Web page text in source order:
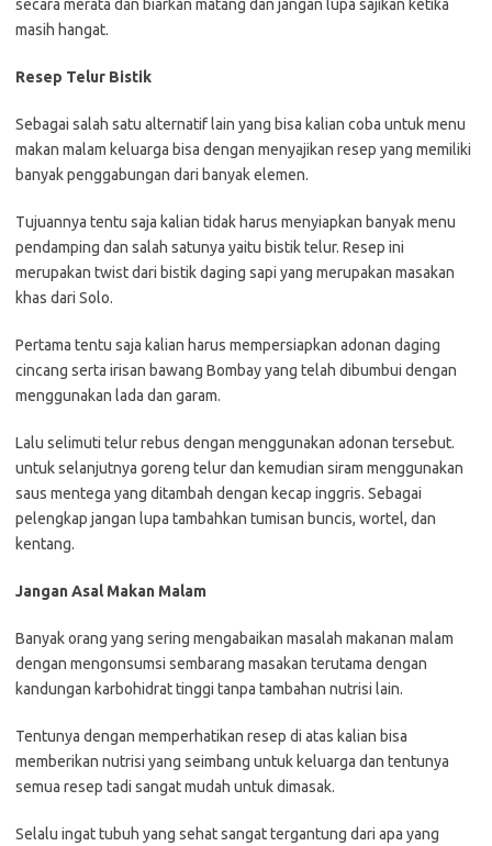
secara merata dan biarkan matang dan jangan lupa sajikan ketika
masih hangat.
Resep Telur Bistik
Sebagai salah satu alternatif lain yang bisa kalian coba untuk menu
makan malam keluarga bisa dengan menyajikan resep yang memiliki
banyak penggabungan dari banyak elemen.
Tujuannya tentu saja kalian tidak harus menyiapkan banyak menu
pendamping dan salah satunya yaitu bistik telur. Resep ini
merupakan twist dari bistik daging sapi yang merupakan masakan
khas dari Solo.
Pertama tentu saja kalian harus mempersiapkan adonan daging
cincang serta irisan bawang Bombay yang telah dibumbui dengan
menggunakan lada dan garam.
Lalu selimuti telur rebus dengan menggunakan adonan tersebut.
untuk selanjutnya goreng telur dan kemudian siram menggunakan
saus mentega yang ditambah dengan kecap inggris. Sebagai
pelengkap jangan lupa tambahkan tumisan buncis, wortel, dan
kentang.
Jangan Asal Makan Malam
Banyak orang yang sering mengabaikan masalah makanan malam
dengan mengonsumsi sembarang masakan terutama dengan
kandungan karbohidrat tinggi tanpa tambahan nutrisi lain.
Tentunya dengan memperhatikan resep di atas kalian bisa
memberikan nutrisi yang seimbang untuk keluarga dan tentunya
semua resep tadi sangat mudah untuk dimasak.
Selalu ingat tubuh yang sehat sangat tergantung dari apa yang